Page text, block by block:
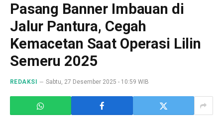
Pasang Banner Imbauan di
Jalur Pantura, Cegah
Kemacetan Saat Operasi Lilin
Semeru 2025
REDAKSI Sabtu, 27 Desember 2025 - 10:59 WIB